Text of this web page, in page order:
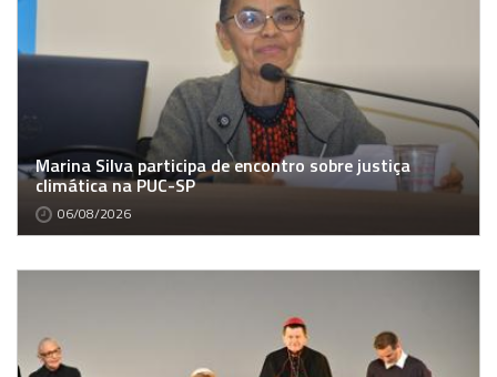
Marina Silva participa de encontro sobre justiça
climática na PUC-SP
06/08/2026